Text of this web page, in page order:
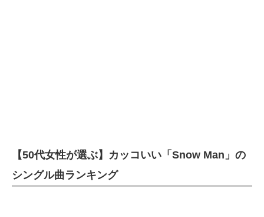
【50代女性が選ぶ】カッコいい「Snow Man」の
シングル曲ランキング